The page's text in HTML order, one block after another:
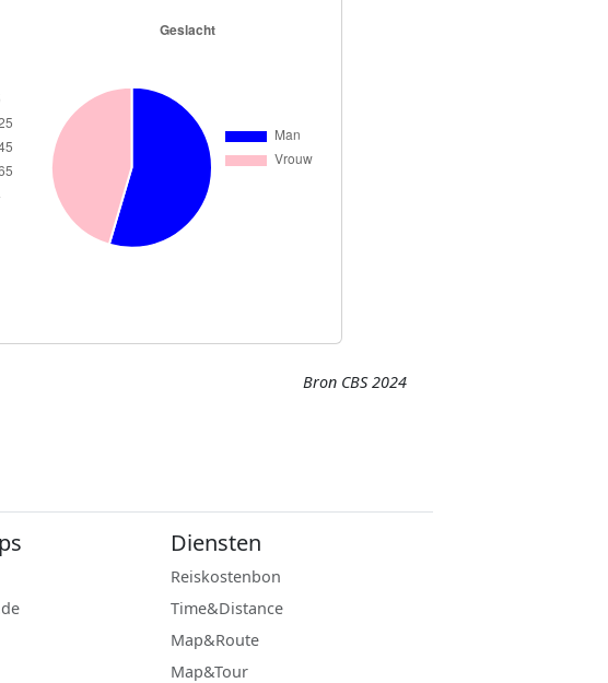
Bron CBS 2024
Diensten
Reiskostenbon
Time&Distance
Map&Route
Map&Tour